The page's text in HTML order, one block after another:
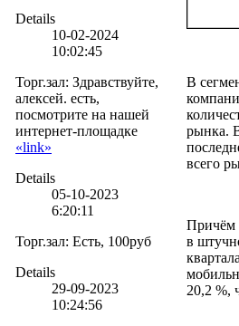
Details
10-02-2024
10:02:45
Торг.зал: Здравствуйте,
алексей. есть,
посмотрите на нашей
интернет-площадке
«link»
Details
05-10-2023
6:20:11
Торг.зал: Есть, 100руб
Details
29-09-2023
10:24:56
В
рынка.
всего
Причём
в
20,2 %,